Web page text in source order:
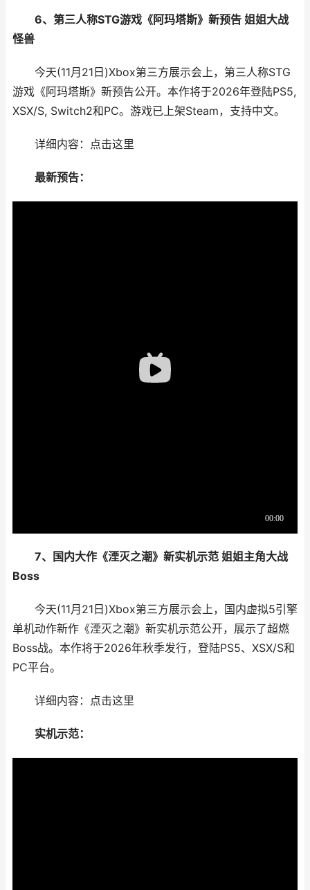
6、第三人称STG游戏《阿玛塔斯》新预告 姐姐大战
怪兽
今天(11月21日)Xbox第三方展示会上，第三人称STG
游戏《阿玛塔斯》新预告公开。本作将于2026年登陆PS5,
XSX/S, Switch2和PC。游戏已上架Steam，支持中文。
详细内容：点击这里
最新预告：
7、国内大作《湮灭之潮》新实机示范 姐姐主角大战
Boss
今天(11月21日)Xbox第三方展示会上，国内虚拟5引擎
单机动作新作《湮灭之潮》新实机示范公开，展示了超燃
Boss战。本作将于2026年秋季发行，登陆PS5、XSX/S和
PC平台。
详细内容：点击这里
实机示范：